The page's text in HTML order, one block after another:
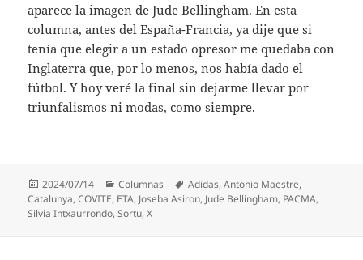
aparece la imagen de Jude Bellingham. En esta
columna, antes del España-Francia, ya dije que si
tenía que elegir a un estado opresor me quedaba con
Inglaterra que, por lo menos, nos había dado el
fútbol. Y hoy veré la final sin dejarme llevar por
triunfalismos ni modas, como siempre.
Publicado
el
2024/07/14 Categorías
Columnas Etiquetas
Adidas,Antonio Maestre,
Catalunya,COVITE, ETA, Joseba Asiron, Jude Bellingham, PACMA,
Silvia Intxaurrondo,Sortu,X